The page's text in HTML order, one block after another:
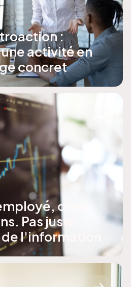
:
activité en
concret
c'est
Pas juste
l'information